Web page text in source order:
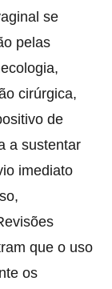
se
pelas
cirúrgica,
de
a sustentar
imediato
que o uso
os